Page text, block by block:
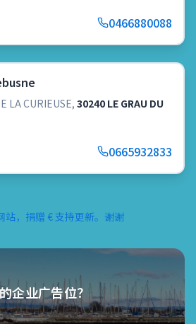
0466880088
LA CURIEUSE, 30240 LE GRAU DU
0665932833
站，捐赠 € 支持更新。谢谢
企业广告位？